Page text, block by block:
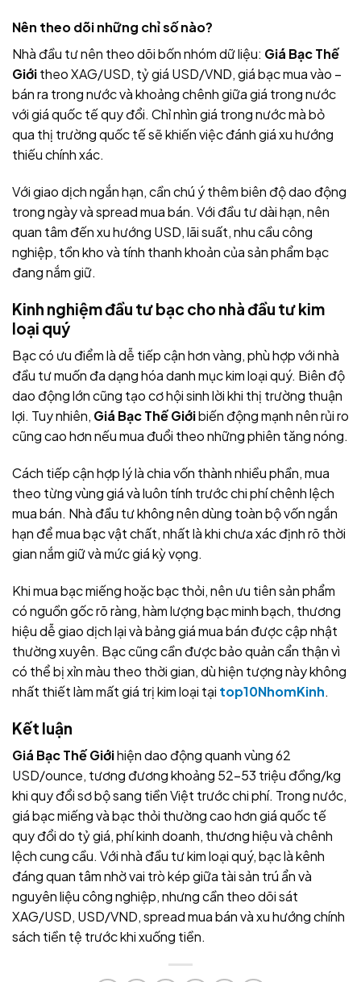
Nên theo dõi những chỉ số nào?
Nhà đầu tư nên theo dõi bốn nhóm dữ liệu: Giá Bạc Thế
Giớitheo XAG/USD, tỷ giá USD/VND, giá bạc mua vào –
bán ra trong nước và khoảng chênh giữa giá trong nước
với giá quốc tế quy đổi. Chỉ nhìn giá trong nước mà bỏ
qua thị trường quốc tế sẽ khiến việc đánh giá xu hướng
thiếu chính xác.
Với giao dịch ngắn hạn, cần chú ý thêm biên độ dao động
trong ngày và spread mua bán. Với đầu tư dài hạn, nên
quan tâm đến xu hướng USD, lãi suất, nhu cầu công
nghiệp, tồn kho và tính thanh khoản của sản phẩm bạc
đang nắm giữ.
Kinh nghiệm đầu tư bạc cho nhà đầu tư kim
loại quý
Bạc có ưu điểm là dễ tiếp cận hơn vàng, phù hợp với nhà
đầu tư muốn đa dạng hóa danh mục kim loại quý. Biên độ
dao động lớn cũng tạo cơ hội sinh lời khi thị trường thuận
lợi. Tuy nhiên, Giá Bạc Thế Giớibiến động mạnh nên rủi ro
cũng cao hơn nếu mua đuổi theo những phiên tăng nóng.
Cách tiếp cận hợp lý là chia vốn thành nhiều phần, mua
theo từng vùng giá và luôn tính trước chi phí chênh lệch
mua bán. Nhà đầu tư không nên dùng toàn bộ vốn ngắn
hạn để mua bạc vật chất, nhất là khi chưa xác định rõ thời
gian nắm giữ và mức giá kỳ vọng.
Khi mua bạc miếng hoặc bạc thỏi, nên ưu tiên sản phẩm
có nguồn gốc rõ ràng, hàm lượng bạc minh bạch, thương
hiệu dễ giao dịch lại và bảng giá mua bán được cập nhật
thường xuyên. Bạc cũng cần được bảo quản cẩn thận vì
có thể bị xỉn màu theo thời gian, dù hiện tượng này không
nhất thiết làm mất giá trị kim loại tại top10NhomKinh.
Kết luận
Giá Bạc Thế Giớihiện dao động quanh vùng 62
USD/ounce, tương đương khoảng 52-53 triệu đồng/kg
khi quy đổi sơ bộ sang tiền Việt trước chi phí. Trong nước,
giá bạc miếng và bạc thỏi thường cao hơn giá quốc tế
quy đổi do tỷ giá, phí kinh doanh, thương hiệu và chênh
lệch cung cầu. Với nhà đầu tư kim loại quý, bạc là kênh
đáng quan tâm nhờ vai trò kép giữa tài sản trú ẩn và
nguyên liệu công nghiệp, nhưng cần theo dõi sát
XAG/USD, USD/VND, spread mua bán và xu hướng chính
sách tiền tệ trước khi xuống tiền.